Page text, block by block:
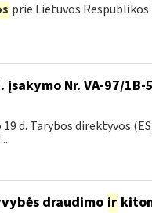
prie Lietuvos
Nr. VA-97/
d. Tarybos direktyvos
draudimo ir